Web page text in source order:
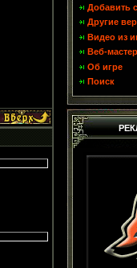
Добавить
Другие
Видео из
Веб-
Об игре
Поиск